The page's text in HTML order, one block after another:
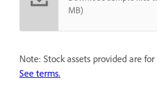
MB)
Note: Stock assets provided are
See terms.